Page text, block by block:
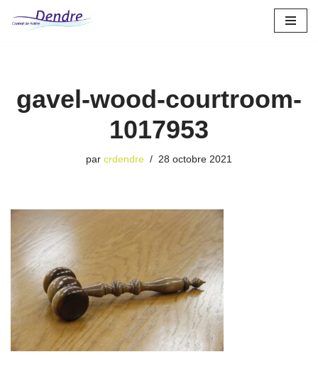
gavel-wood-courtroom-
1017953
par crdendre 28 octobre 2021